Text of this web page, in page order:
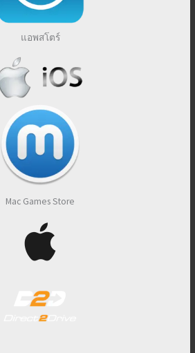
แอพสโตร์
Mac Games Store